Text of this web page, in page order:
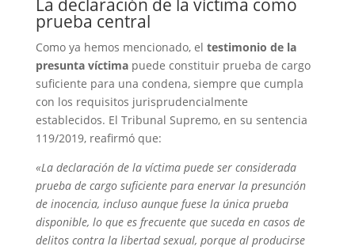
La declaración de la víctima como
prueba central
Como ya hemos mencionado, el testimonio de la
presunta víctimapuede constituir prueba de cargo
suficiente para una condena, siempre que cumpla
con los requisitos jurisprudencialmente
establecidos. El Tribunal Supremo, en su sentencia
119/2019, reafirmó que:
«La declaración de la víctima puede ser considerada
prueba de cargo suficiente para enervar la presunción
de inocencia, incluso aunque fuese la única prueba
disponible, lo que es frecuente que suceda en casos de
delitos contra la libertad sexual, porque al producirse